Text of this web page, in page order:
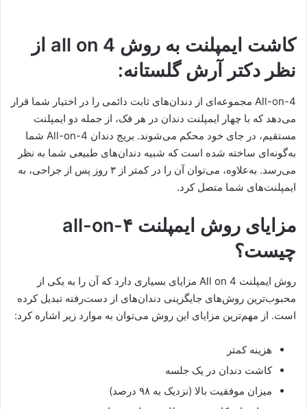
کاشت ایمپلنت به روش all on 4 از
نظر دکتر آرش گلستانه:
All-on-4 مجموعه‌ای از دندان‌های ثابت دائمی را در اختیار شما قرار
می‌دهد که با چهار ایمپلنت دندان در هر فک، از جمله دو ایمپلنت
مستقیم، در جای خود محکم می‌شوند. بریج دندان All-on-4 شما
به‌گونه‌ای ساخته شده است که شبیه دندان‌های طبیعی شما به نظر
می‌رسد. به‌علاوه، می‌توان آن را در کمتر از ۳ روز پس از جراحی، به
ایمپلنت‌های شما متصل کرد.
مزایای روش ایمپلنت all-on-۴
چیست؟
روش ایمپلنت All on 4 مزایای بسیاری دارد که آن را به یکی از
محبوب‌ترین روش‌های جایگزینی دندان‌های از دست‌رفته تبدیل کرده
است. از مهم‌ترین مزایای این روش می‌توان به موارد زیر اشاره کرد:
هزینه‌ کمتر
کاشت دندان در یک جلسه
میزان موفقیت بالا (نزدیک به ۹۸ درصد)